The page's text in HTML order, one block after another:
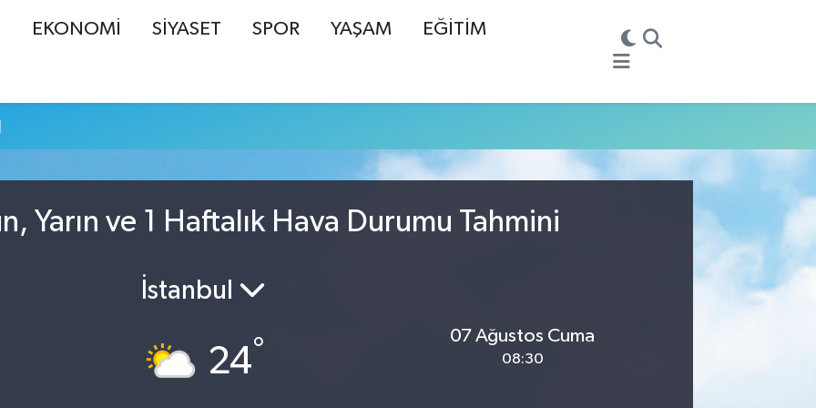
EKONOMİ SİYASET SPOR YAŞAM EĞİTİM
Yarın ve 1 Haftalık Hava Durumu Tahmini
İstanbul
24°
07 Ağustos Cuma
08:30